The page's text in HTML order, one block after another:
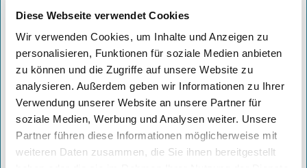
Diese Webseite verwendet Cookies
Wir verwenden Cookies, um Inhalte und Anzeigen zu
personalisieren, Funktionen für soziale Medien anbieten
zu können und die Zugriffe auf unsere Website zu
analysieren. Außerdem geben wir Informationen zu Ihrer
Verwendung unserer Website an unsere Partner für
soziale Medien, Werbung und Analysen weiter. Unsere
Partner führen diese Informationen möglicherweise mit
weiteren Daten zusammen, die Sie ihnen bereitgestellt